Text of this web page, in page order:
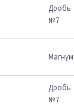
Дробь
№7
Магнум
Дробь
№7